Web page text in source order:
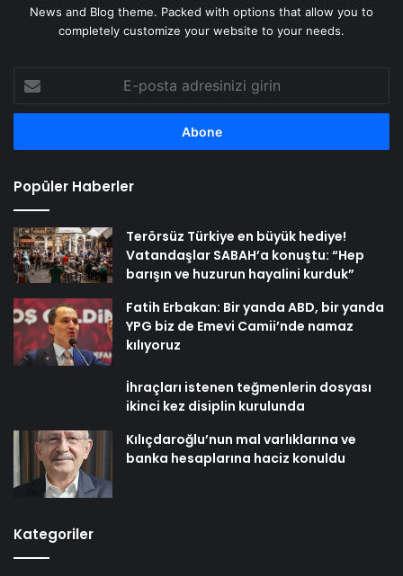
News and Blog theme. Packed with options that allow you to
completely customize your website to your needs.
posta
adresinizi
Popüler Haberler
Terörsüz Türkiye en büyük hediye!
Vatandaşlar SABAH’a konuştu: “Hep
barışın ve huzurun hayalini kurduk”
Fatih Erbakan: Bir yanda ABD, bir yanda
YPG biz de Emevi Camii’nde namaz
kılıyoruz
İhraçları istenen teğmenlerin dosyası
ikinci kez disiplin kurulunda
Kılıçdaroğlu’nun mal varlıklarına ve
banka hesaplarına haciz konuldu
Kategoriler